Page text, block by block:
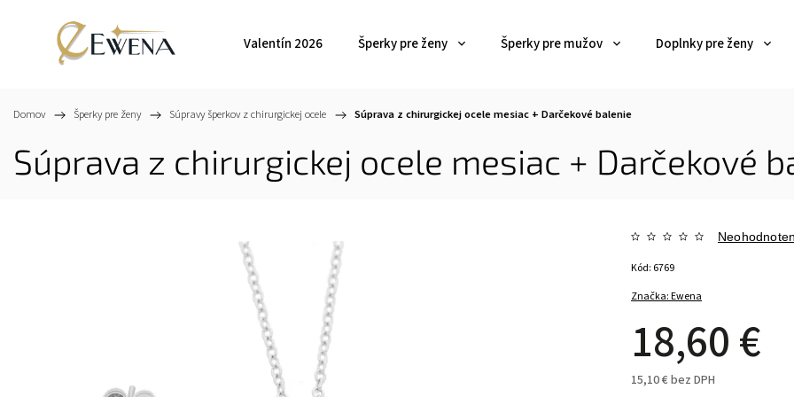
Valentín 2026 Šperky pre ženy Šperky pre mužov Doplnky pre ženy
Domov / Šperky pre ženy / Súpravy šperkov z chirurgickej ocele / Súprava z chirurgickej ocele mesiac + Darčekové balenie
Súprava z chirurgickej ocele mesiac + Darčekové
Značka:Ewena
18,60 €
15,10 € bez DPH
Kód: 6769